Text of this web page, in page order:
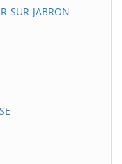
SUR-JABRON